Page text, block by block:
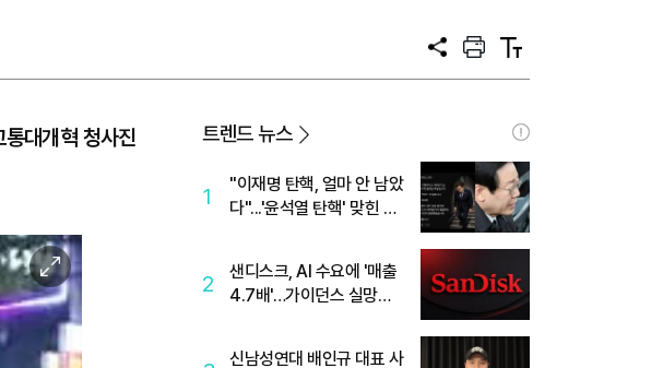
공
프
트
텍
트
대개혁 청사진
이
미
지
확
트렌드 뉴스
1
"이재명 탄핵, 얼마 안 남았
다"...'윤석열 탄핵' 맞힌 무
2
샌디스크, AI 수요에 '매출
4.7배'…가이던스 실망에
신남성연대 배인규 대표 사